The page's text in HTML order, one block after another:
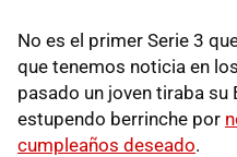
No es el primer Serie 3
que tenemos noticia en
pasado un joven tiraba su
estupendo berrinche por
cumpleaños deseado.